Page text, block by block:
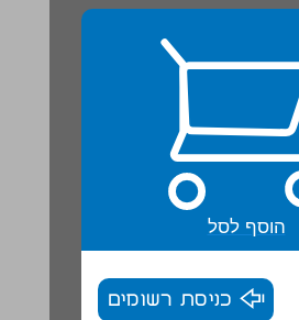
הוסף לסל
כניסת רשומים